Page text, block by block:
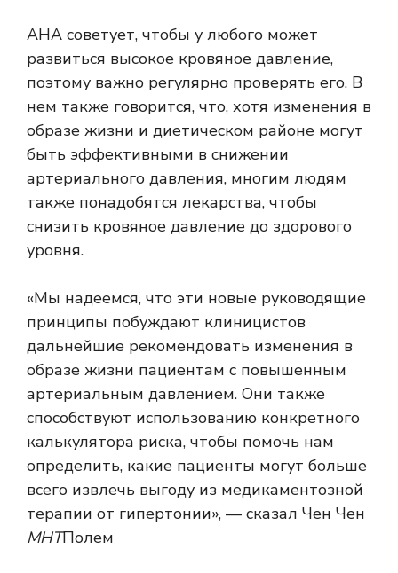
AHA советует, чтобы у любого может
развиться высокое кровяное давление,
поэтому важно регулярно проверять его. В
нем также говорится, что, хотя изменения в
образе жизни и диетическом районе могут
быть эффективными в снижении
артериального давления, многим людям
также понадобятся лекарства, чтобы
снизить кровяное давление до здорового
уровня.
«Мы надеемся, что эти новые руководящие
принципы побуждают клиницистов
дальнейшие рекомендовать изменения в
образе жизни пациентам с повышенным
артериальным давлением. Они также
способствуют использованию конкретного
калькулятора риска, чтобы помочь нам
определить, какие пациенты могут больше
всего извлечь выгоду из медикаментозной
терапии от гипертонии», — сказал Чен Чен
МНТПолем